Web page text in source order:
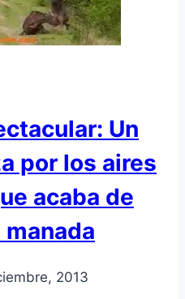
Un
por los aires
acaba de
2013